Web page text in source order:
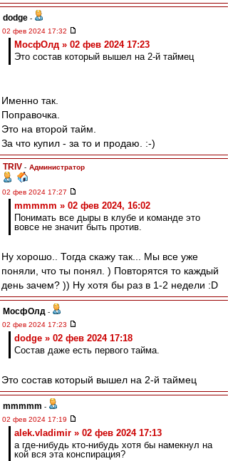
dodge -
02 фев 2024 17:32
МосфОлд » 02 фев 2024 17:23
Это состав который вышел на 2-й таймец
Именно так.
Поправочка.
Это на второй тайм.
За что купил - за то и продаю. :-)
TRIV - Администратор
02 фев 2024 17:27
mmmmm » 02 фев 2024, 16:02
Понимать все дыры в клубе и команде это
вовсе не значит быть против.
Ну хорошо.. Тогда скажу так... Мы все уже
поняли, что ты понял. ) Повторятся то каждый
день зачем? )) Ну хотя бы раз в 1-2 недели :D
МосфОлд -
02 фев 2024 17:23
dodge » 02 фев 2024 17:18
Состав даже есть первого тайма.
Это состав который вышел на 2-й таймец
mmmmm -
02 фев 2024 17:19
alek.vladimir » 02 фев 2024 17:13
а где-нибудь кто-нибудь хотя бы намекнул на
кой вся эта конспирация?